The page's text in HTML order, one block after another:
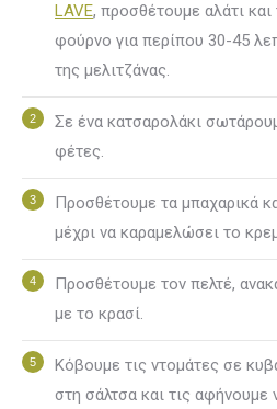
LAVE, προσθέτουμε αλάτι
φούρνο για περίπου 30-45
της μελιτζάνας.
Σε ένα κατσαρολάκι
φέτες.
Προσθέτουμε τα μπαχαρικά
μέχρι να καραμελώσει το
Προσθέτουμε τον πελτέ,
με το κρασί.
Κόβουμε τις ντομάτες σε
στη σάλτσα και τις αφήνουμε